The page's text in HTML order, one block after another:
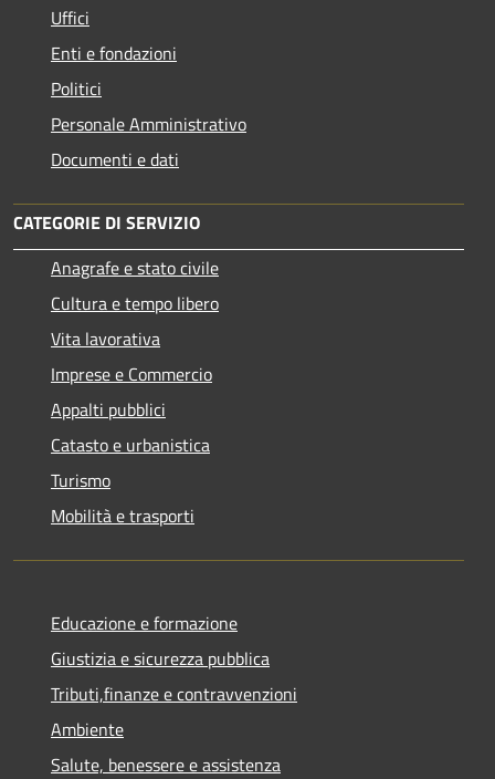
Uffici
Enti e fondazioni
Politici
Personale Amministrativo
Documenti e dati
CATEGORIE DI SERVIZIO
Anagrafe e stato civile
Cultura e tempo libero
Vita lavorativa
Imprese e Commercio
Appalti pubblici
Catasto e urbanistica
Turismo
Mobilità e trasporti
Educazione e formazione
Giustizia e sicurezza pubblica
Tributi,finanze e contravvenzioni
Ambiente
Salute, benessere e assistenza